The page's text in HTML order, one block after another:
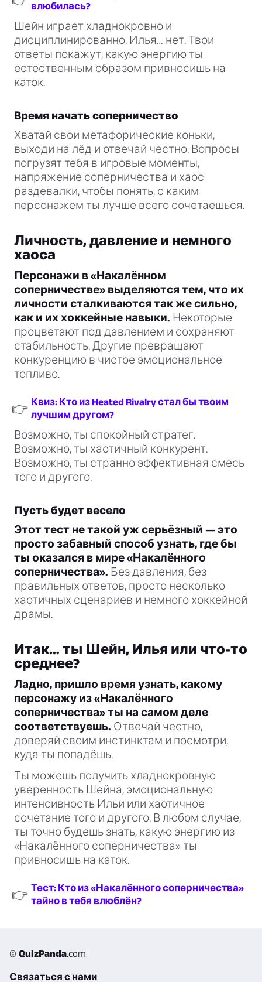
влюбилась?
Шейн играет хладнокровно и
дисциплинированно. Илья… нет. Твои
ответы покажут, какую энергию ты
естественным образом привносишь на
каток.
Время начать соперничество
Хватай свои метафорические коньки,
выходи на лёд и отвечай честно. Вопросы
погрузят тебя в игровые моменты,
напряжение соперничества и хаос
раздевалки, чтобы понять, с каким
персонажем ты лучше всего сочетаешься.
Личность, давление и немного
хаоса
Персонажи в «Накалённом
соперничестве» выделяются тем, что их
личности сталкиваются так же сильно,
как и их хоккейные навыки. Некоторые
процветают под давлением и сохраняют
стабильность. Другие превращают
конкуренцию в чистое эмоциональное
топливо.
👉 Квиз: Кто из Heated Rivalry стал бы твоим
лучшим другом?
Возможно, ты спокойный стратег.
Возможно, ты хаотичный конкурент.
Возможно, ты странно эффективная смесь
того и другого.
Пусть будет весело
Этот тест не такой уж серьёзный — это
просто забавный способ узнать, где бы
ты оказался в мире «Накалённого
соперничества». Без давления, без
правильных ответов, просто несколько
хаотичных сценариев и немного хоккейной
драмы.
Итак… ты Шейн, Илья или что-то
среднее?
Ладно, пришло время узнать, какому
персонажу из «Накалённого
соперничества» ты на самом деле
соответствуешь. Отвечай честно,
доверяй своим инстинктам и посмотри,
куда ты попадёшь.
Ты можешь получить хладнокровную
уверенность Шейна, эмоциональную
интенсивность Ильи или хаотичное
сочетание того и другого. В любом случае,
ты точно будешь знать, какую энергию из
«Накалённого соперничества» ты
привносишь на каток.
👉 Тест: Кто из «Накалённого соперничества»
тайно в тебя влюблён?
© QuizPanda.com
Связаться с нами